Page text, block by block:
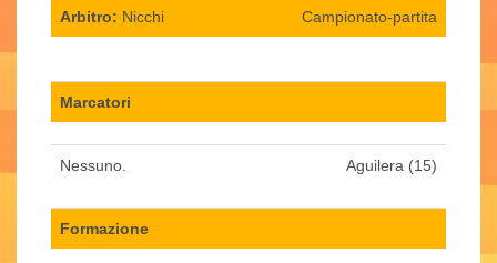
Arbitro: Nicchi Campionato-partita
Marcatori
Nessuno. Aguilera (15)
Formazione